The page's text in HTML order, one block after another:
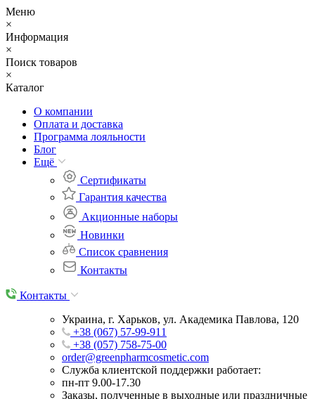
Меню
×
Информация
×
Поиск товаров
×
Каталог
О компании
Оплата и доставка
Программа лояльности
Блог
Eщё
Сертификаты
Гарантия качества
Акционные наборы
Новинки
Список сравнения
Контакты
Контакты
Украина, г. Харьков, ул. Академика Павлова, 120
+38 (067) 57-99-911
+38 (057) 758-75-00
order@greenpharmcosmetic.com
Служба клиентской поддержки работает:
пн-пт 9.00-17.30
Заказы, полученные в выходные или праздничные